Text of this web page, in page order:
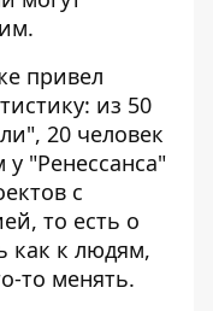
привел
из 50
20 человек
"Ренессанса"
с
то есть о
как к людям,
то менять.